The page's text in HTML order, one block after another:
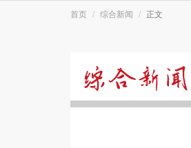
首页 综合新闻 正文